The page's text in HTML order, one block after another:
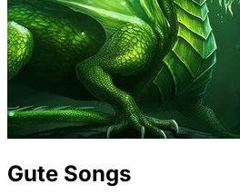
Gute Songs